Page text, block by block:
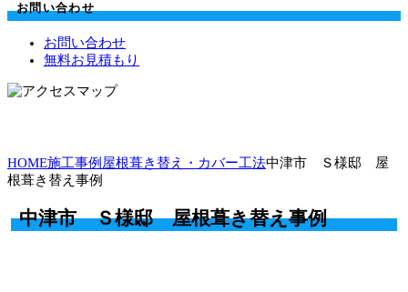
お問い合わせ
お問い合わせ
無料お見積もり
HOME施工事例 屋根葺き替え・カバー工法中津市 Ｓ様邸 屋
根葺き替え事例
中津市 Ｓ様邸 屋根葺き替え事例